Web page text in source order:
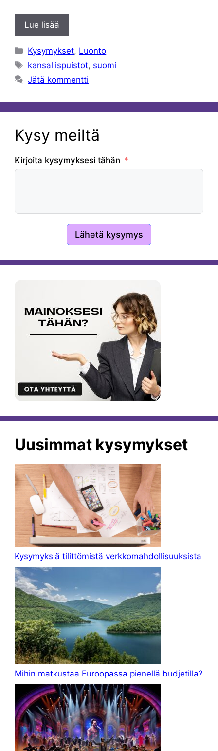
Lue lisää
Kategoriat
Kysymykset, Luonto
Avainsanat
kansallispuistot, suomi
Jätä kommentti
Kysy meiltä
Kirjoita kysymyksesi tähän
Lähetä kysymys
Uusimmat kysymykset
Kysymyksiä tilittömistä verkkomahdollisuuksista
Mihin matkustaa Euroopassa pienellä budjetilla?